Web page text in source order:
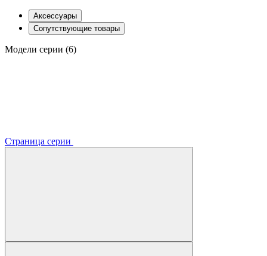
Аксессуары
Сопутствующие товары
Модели серии (6)
Страница серии